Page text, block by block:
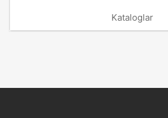
Kataloglar